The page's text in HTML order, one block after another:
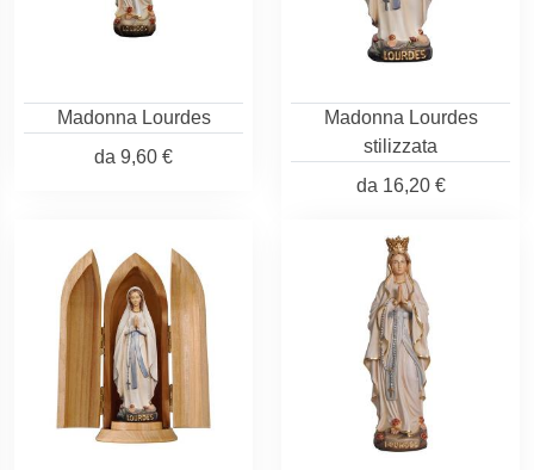
Madonna Lourdes
da 9,60 €
Madonna Lourdes
stilizzata
da 16,20 €